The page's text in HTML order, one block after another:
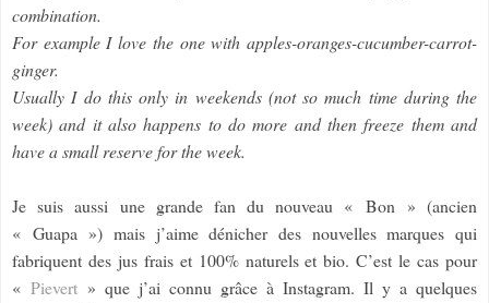
combination.
For example I love the one with apples-oranges-cucumber-carrot-
ginger.
Usually I do this only in weekends (not so much time during the
week) and it also happens to do more and then freeze them and
have a small reserve for the week.
Je suis aussi une grande fan du nouveau « Bon » (ancien
« Guapa ») mais j’aime dénicher des nouvelles marques qui
fabriquent des jus frais et 100% naturels et bio. C’est le cas pour
« Pievert » que j’ai connu grâce à Instagram. Il y a quelques